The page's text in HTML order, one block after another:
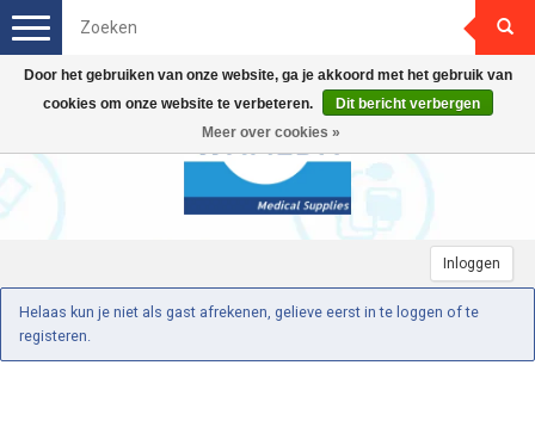
Inloggen
Toggle
Helaas kun je niet als gast afrekenen, gelieve eerst in te loggen of te
registeren.
Door het gebruiken van onze website, ga je akkoord met het gebruik van
cookies om onze website te verbeteren.
Dit bericht verbergen
Meer over cookies »